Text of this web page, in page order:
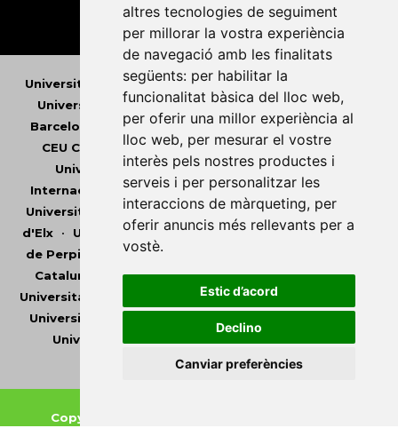
altres tecnologies de seguiment
per millorar la vostra experiència
de navegació amb les finalitats
següents: per habilitar la
funcionalitat bàsica del lloc web,
per oferir una millor experiència al
lloc web, per mesurar el vostre
interès pels nostres productes i
serveis i per personalitzar les
interaccions de màrqueting, per
oferir anuncis més rellevants per a
vostè.
Estic d’acord
Declino
Canviar preferències
Universitat Abat Oliba CEU•Universitat d'Alacant
Universitat d'Andorra•Universitat Autònoma de
Barcelona
Universitat de Barcelona• Universitat
CEU Cardenal Herrera•Universitat de Girona
Universitat de les Illes Balears• Universitat
Internacional de Catalunya •Universitat Jaume I
Universitat de Lleida•Universitat Miguel Hernández
d'Elx• Universitat Oberta de Catalunya•Universitat
de Perpinyà Via Domitia
Catalunya
Universitat Politècnica de València•
Universitat Pompeu Fabra
•Universitat Ramon Llull
Universitat Rovira i Virgili
Universitat de València
Universitat Central de Catalunya
Copyright © 2026